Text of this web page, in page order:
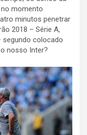
momento
minutos penetrar
2018 – Série A,
segundo colocado
nosso Inter?